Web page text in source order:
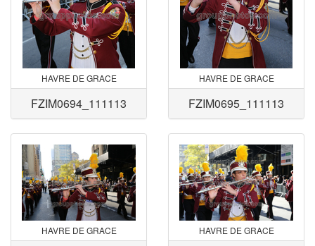
HAVRE DE GRACE
FZIM0694_111113
HAVRE DE GRACE
FZIM0695_111113
HAVRE DE GRACE HAVRE DE GRACE